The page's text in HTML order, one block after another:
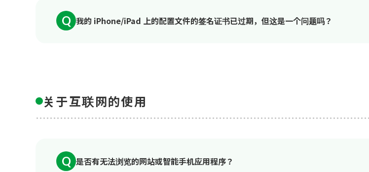
Q 我的 iPhone/iPad 上的配置文件的签名证书已过期，但这是一个问题吗？
关于互联网的使用
Q 是否有无法浏览的网站或智能手机应用程序？